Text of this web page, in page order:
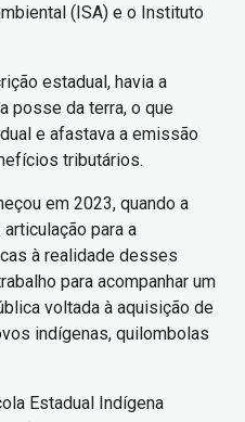
(ISA) e o Instituto
estadual, havia a
posse da terra, o que
e afastava a emissão
tributários.
em 2023, quando a
para a
à realidade desses
para acompanhar um
voltada à aquisição de
indígenas, quilombolas
Estadual Indígena